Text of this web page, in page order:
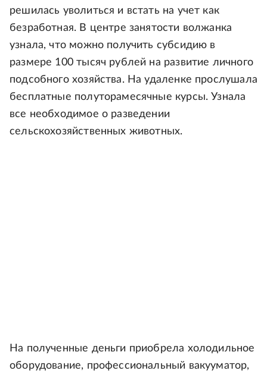
решилась уволиться и встать на учет как
безработная. В центре занятости волжанка
узнала, что можно получить субсидию в
размере 100 тысяч рублей на развитие личного
подсобного хозяйства. На удаленке прослушала
бесплатные полуторамесячные курсы. Узнала
все необходимое о разведении
сельскохозяйственных животных.
На полученные деньги приобрела холодильное
оборудование, профессиональный вакууматор,